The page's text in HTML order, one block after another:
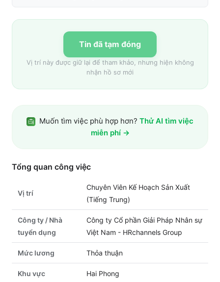
Tin đã tạm đóng
Vị trí này được giữ lại để tham khảo, nhưng hiện không
nhận hồ sơ mới
Muốn tìm việc phù hợp hơn? Thử AI tìm việc
miễn phí →
Tổng quan công việc
Vị trí
Chuyên Viên Kế Hoạch Sản Xuất
(Tiếng Trung)
Công ty / Nhà
tuyển dụng
Công ty Cổ phần Giải Pháp Nhân sự
Việt Nam - HRchannels Group
Mức lương Thỏa thuận
Khu vực Hai Phong